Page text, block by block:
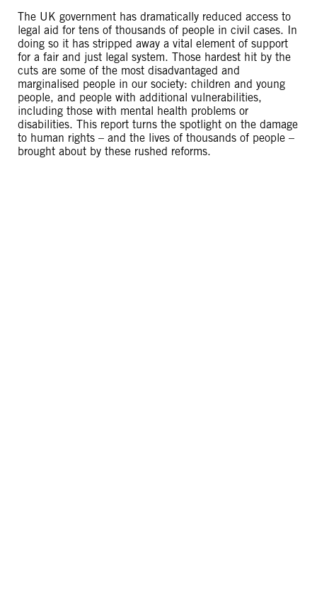
The UK government has dramatically reduced access to
legal aid for tens of thousands of people in civil cases. In
doing so it has stripped away a vital element of support
for a fair and just legal system. Those hardest hit by the
cuts are some of the most disadvantaged and
marginalised people in our society: children and young
people, and people with additional vulnerabilities,
including those with mental health problems or
disabilities. This report turns the spotlight on the damage
to human rights – and the lives of thousands of people –
brought about by these rushed reforms.